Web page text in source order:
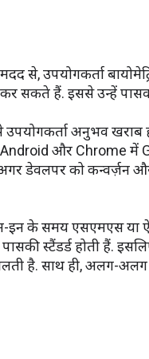
से, उपयोगकर्ता
कर सकते हैं. इससे उन्हें
उपयोगकर्ता अनुभव
Android और Chrome
अगर डेवलपर को
इन के समय एसएमएस या
स्टैंडर्ड होती हैं.
है. साथ ही, अलग-